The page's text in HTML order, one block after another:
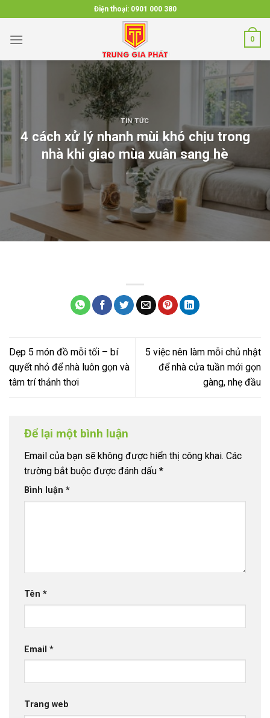
to
content
Điện thoại: 0901 000 380
0
TIN TỨC
4 cách xử lý nhanh mùi khó chịu trong
nhà khi giao mùa xuân sang hè
Dẹp 5 món đồ mỗi tối – bí
quyết nhỏ để nhà luôn gọn và
tâm trí thảnh thơi
5 việc nên làm mỗi chủ nhật
để nhà cửa tuần mới gọn
gàng, nhẹ đầu
Để lại một bình luận
Email của bạn sẽ không được hiển thị công khai. Các
trường bắt buộc được đánh dấu *
Bình luận *
Tên *
Email *
Trang web